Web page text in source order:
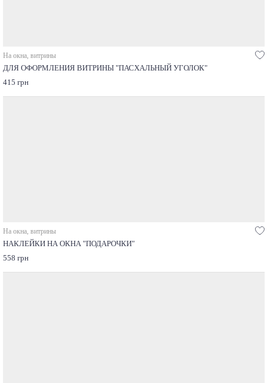
На окна, витрины
ДЛЯ ОФОРМЛЕНИЯ ВИТРИНЫ "ПАСХАЛЬНЫЙ УГОЛОК"
415 грн
На окна, витрины
НАКЛЕЙКИ НА ОКНА "ПОДАРОЧКИ"
558 грн